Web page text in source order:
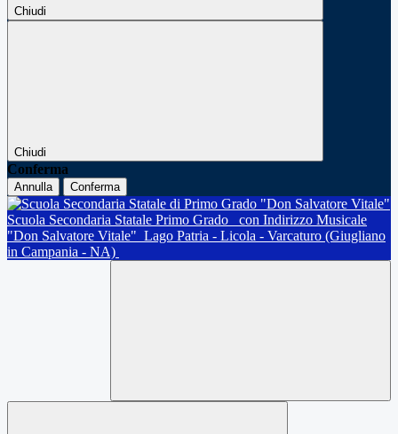
Chiudi
Chiudi
Conferma
Annulla Conferma
Scuola Secondaria Statale Primo Grado
con Indirizzo Musicale
"Don Salvatore Vitale" Lago Patria - Licola - Varcaturo (Giugliano
in Campania - NA)